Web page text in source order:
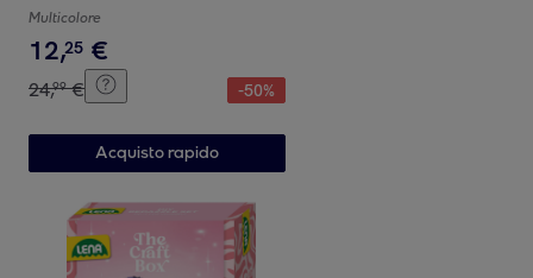
Multicolore
12,25 €
24,99 € -50%
Acquisto rapido